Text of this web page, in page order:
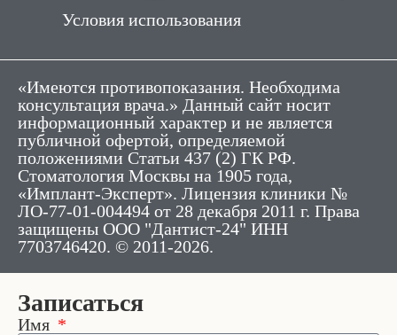
Условия использования
«Имеются противопоказания. Необходима
консультация врача.» Данный сайт носит
информационный характер и не является
публичной офертой, определяемой
положениями Статьи 437 (2) ГК РФ.
Стоматология Москвы на 1905 года,
«Имплант-Эксперт». Лицензия клиники №
ЛО-77-01-004494 от 28 декабря 2011 г. Права
защищены ООО "Дантист-24" ИНН
7703746420. © 2011-2026.
Записаться
Имя